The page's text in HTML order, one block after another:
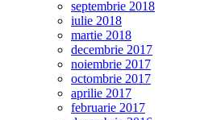
septembrie 2018
iulie 2018
martie 2018
decembrie 2017
noiembrie 2017
octombrie 2017
aprilie 2017
februarie 2017